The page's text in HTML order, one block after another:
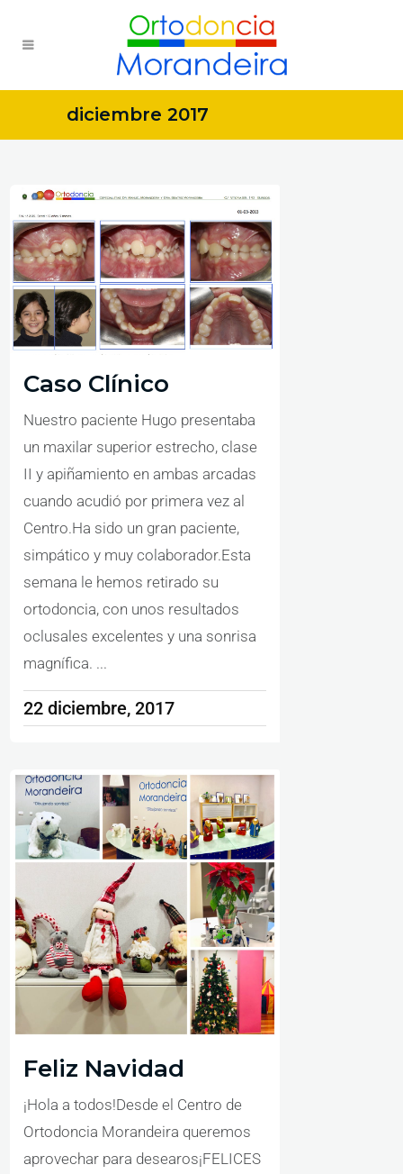
diciembre 2017
Caso Clínico
Nuestro paciente Hugo presentaba
un maxilar superior estrecho, clase
II y apiñamiento en ambas arcadas
cuando acudió por primera vez al
Centro.Ha sido un gran paciente,
simpático y muy colaborador.Esta
semana le hemos retirado su
ortodoncia, con unos resultados
oclusales excelentes y una sonrisa
magnífica. ...
22 diciembre, 2017
Feliz Navidad
¡Hola a todos!Desde el Centro de
Ortodoncia Morandeira queremos
aprovechar para desearos¡FELICES